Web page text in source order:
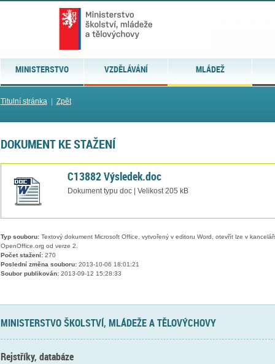
MINISTERSTVO VZDĚLÁVÁNÍ MLÁDEŽ
Titulní stránka| Zpět
DOKUMENT KE STAŽENÍ
C13882 Výsledek.doc
Dokument typu doc | Velikost 205 kB
Typ souboru:Textový dokument Microsoft Office, vytvořený v editoru Word, otevřít lze v
OpenOffice.org od verze 2.
Počet stažení:270
Poslední změna souboru:2013-10-06 18:01:21
Soubor publikován:2013-09-12 15:28:33
MINISTERSTVO ŠKOLSTVÍ, MLÁDEŽE A TĚLOVÝCHOVY
Rejstříky, databáze